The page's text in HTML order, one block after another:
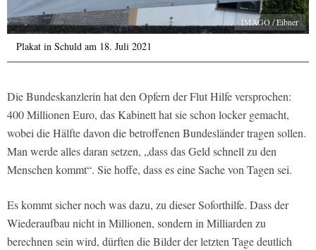
IMAGO / Eibner
Plakat in Schuld am 18. Juli 2021
Die Bundeskanzlerin hat den Opfern der Flut Hilfe versprochen:
400 Millionen Euro, das Kabinett hat sie schon locker gemacht,
wobei die Hälfte davon die betroffenen Bundesländer tragen sollen.
Man werde alles daran setzen, „dass das Geld schnell zu den
Menschen kommt“. Sie hoffe, dass es eine Sache von Tagen sei.
Es kommt sicher noch was dazu, zu dieser Soforthilfe. Dass der
Wiederaufbau nicht in Millionen, sondern in Milliarden zu
berechnen sein wird, dürften die Bilder der letzten Tage deutlich